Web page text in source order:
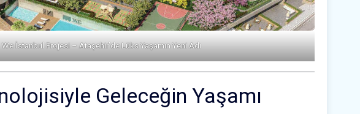
We İstanbul Projesi – Ataşehir’de Lüks Yaşamın Yeni Adı
Geleceğin Yaşamı